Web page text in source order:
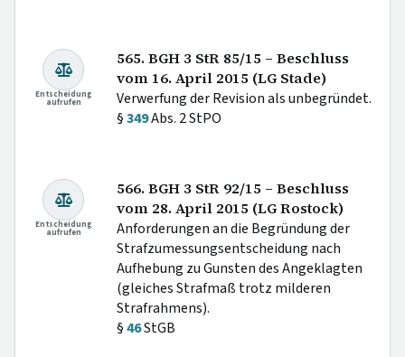
Entscheidung
aufrufen
565. BGH 3 StR 85/15 – Beschluss
vom 16. April 2015 (LG Stade)
Verwerfung der Revision als unbegründet.
§349Abs. 2 StPO
Entscheidung
aufrufen
566. BGH 3 StR 92/15 – Beschluss
vom 28. April 2015 (LG Rostock)
Anforderungen an die Begründung der
Strafzumessungsentscheidung nach
Aufhebung zu Gunsten des Angeklagten
(gleiches Strafmaß trotz milderen
Strafrahmens).
§46StGB